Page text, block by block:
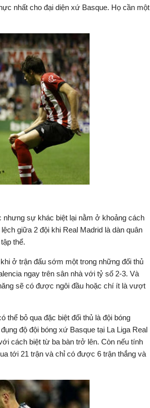
nhất cho đại diện xứ Basque. Họ cần một
nhưng sự khác biệt lại nằm ở khoảng cách
giữa 2 đội khi Real Madrid là dàn quân
thể.
ở trận đấu sớm một trong những đối thủ
ngay trên sân nhà với tỷ số 2-3. Và
sẽ có được ngôi đầu hoặc chí ít là vượt
thể bỏ qua đặc biệt đối thủ là đội bóng
độ đội bóng xứ Basque tại La Liga Real
cách biệt từ ba bàn trở lên. Còn nếu tính
tới 21 trận và chỉ có được 6 trận thắng và